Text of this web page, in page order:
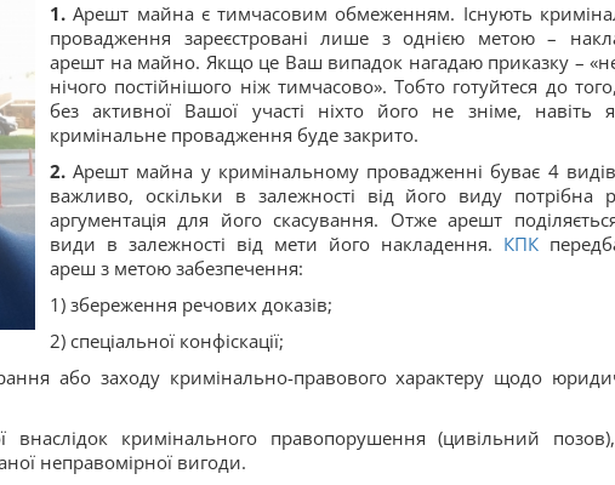
1.Арешт майна є тимчасовим обмеженням. Існують
провадження зареєстровані лише з однією метою –
арешт на майно. Якщо це Ваш випадок нагадаю приказку –
нічого постійнішого ніж тимчасово». Тобто готуйтеся до
без активної Вашої участі ніхто його не зніме, навіть
кримінальне провадження буде закрито.
2.Арешт майна у кримінальному провадженні буває 4
важливо, оскільки в залежності від його виду потрібна
аргументація для його скасування. Отже арешт
види в залежності від мети його накладення. КПК
ареш з метою забезпечення:
1) збереження речових доказів;
2) спеціальної конфіскації;
або заходу кримінально-правового характеру щодо
внаслідок кримінального правопорушення (цивільний
неправомірної вигоди.